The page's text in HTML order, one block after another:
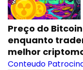
Preço do
enquanto
melhor
Conteudo